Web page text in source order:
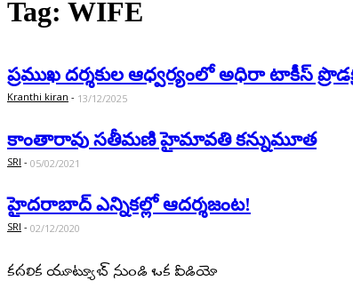
Tag: WIFE
ప్రముఖ దర్శకుల ఆధ్వర్యంలో అధిరా టాకీస్
Kranthi kiran - 13/12/2025
కాంతారావు స‌తీమ‌ణి హైమావ‌తి క‌న్నుమూత‌
SRI - 05/02/2021
హైద‌రాబాద్ ఎన్నిక‌ల్లో ఆద‌ర్శ‌జంట‌!
SRI - 02/12/2020
కదలిక యూట్యూబ్ నుండి ఒక వీడియో